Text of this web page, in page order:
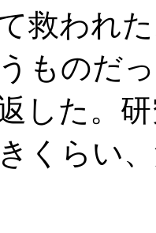
救われ
ものだ
した。
くらい